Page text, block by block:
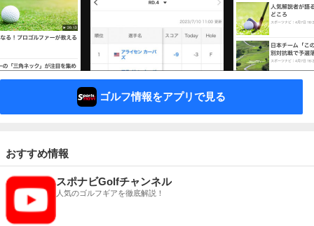
ゴルフ情報をアプリで見る
おすすめ情報
スポナビGolfチャンネル
人気のゴルフギアを徹底解説！